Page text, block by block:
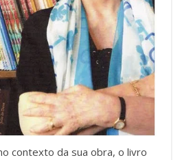
contexto da sua obra, o livro